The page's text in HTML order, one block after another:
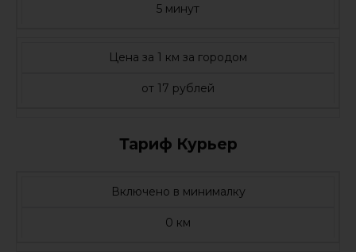
5 минут
Цена за 1 км за городом
от 17 рублей
Тариф Курьер
Включено в минималку
0 км